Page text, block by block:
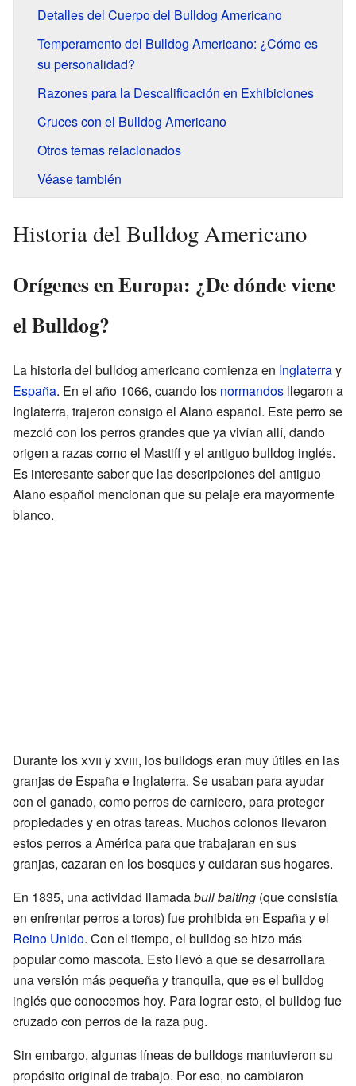
Detalles del Cuerpo del Bulldog Americano
Temperamento del Bulldog Americano: ¿Cómo es
su personalidad?
Razones para la Descalificación en Exhibiciones
Cruces con el Bulldog Americano
Otros temas relacionados
Véase también
Historia del Bulldog Americano
Orígenes en Europa: ¿De dónde viene
el Bulldog?
La historia del bulldog americano comienza en Inglaterray
España. En el año 1066, cuando los normandos llegaron a
Inglaterra, trajeron consigo el Alano español. Este perro se
mezcló con los perros grandes que ya vivían allí, dando
origen a razas como el Mastiff y el antiguo bulldog inglés.
Es interesante saber que las descripciones del antiguo
Alano español mencionan que su pelaje era mayormente
blanco.
Durante losxvii yxviii, los bulldogs eran muy útiles en las
granjas de España e Inglaterra. Se usaban para ayudar
con el ganado, como perros de carnicero, para proteger
propiedades y en otras tareas. Muchos colonos llevaron
estos perros a América para que trabajaran en sus
granjas, cazaran en los bosques y cuidaran sus hogares.
En 1835, una actividad llamadabull baiting (que consistía
en enfrentar perros a toros) fue prohibida en España y el
Reino Unido. Con el tiempo, el bulldog se hizo más
popular como mascota. Esto llevó a que se desarrollara
una versión más pequeña y tranquila, que es el bulldog
inglés que conocemos hoy. Para lograr esto, el bulldog fue
cruzado con perros de la raza pug.
Sin embargo, algunas líneas de bulldogs mantuvieron su
propósito original de trabajo. Por eso, no cambiaron